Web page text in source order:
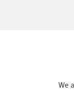
We